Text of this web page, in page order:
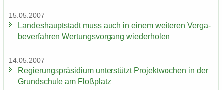
15.05.2007
Lan­des­haupt­stadt muss auch in einem wei­te­ren Ver­ga­
be­ver­fah­ren Wer­tungs­vor­gang wie­der­ho­len
14.05.2007
Re­gie­rungs­prä­si­di­um un­ter­stützt Pro­jekt­wo­chen in der
Grund­schu­le am Floß­platz